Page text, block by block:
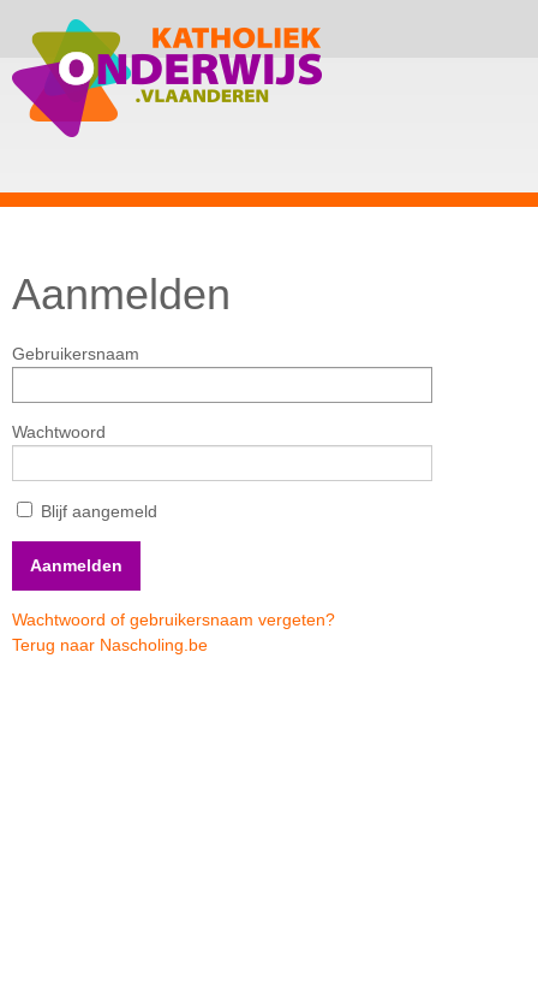
Aanmelden
Gebruikersnaam
Wachtwoord
Blijf aangemeld
Wachtwoord of gebruikersnaam vergeten?
Terug naar Nascholing.be